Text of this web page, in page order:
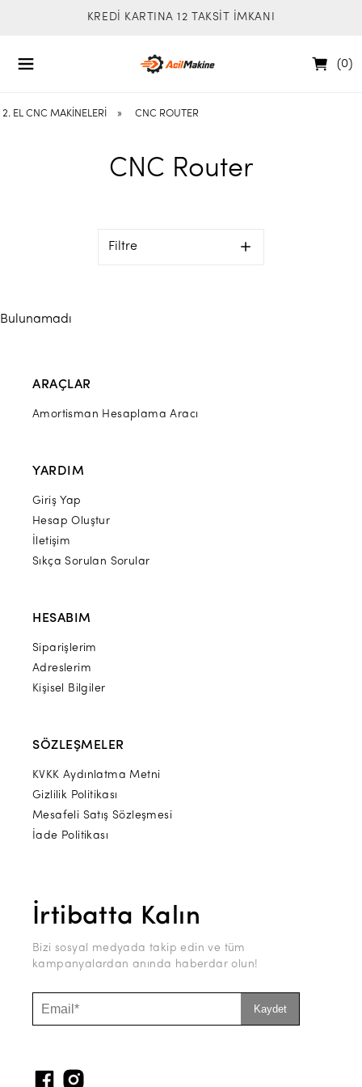
KREDİ KARTINA 12 TAKSİT İMKANI
(0)
2. EL CNC MAKINELERI » CNC ROUTER
CNC Router
Filtre
Bulunamadı
ARAÇLAR
Amortisman Hesaplama Aracı
YARDIM
Giriş Yap
Hesap Oluştur
İletişim
Sıkça Sorulan Sorular
HESABIM
Siparişlerim
Adreslerim
Kişisel Bilgiler
SÖZLEŞMELER
KVKK Aydınlatma Metni
Gizlilik Politikası
Mesafeli Satış Sözleşmesi
İade Politikası
İrtibatta Kalın
Bizi sosyal medyada takip edin ve tüm
kampanyalardan anında haberdar olun!
Kaydet